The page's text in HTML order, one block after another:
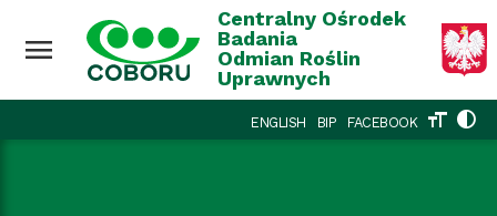
menu
Centralny Ośrodek
Badania
Odmian Roślin
Uprawnych
ENGLISH BIP FACEBOOK format_size contrast